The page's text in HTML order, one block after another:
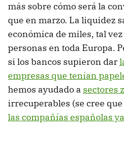
más sobre cómo será la
que en marzo. La liquidez
económica de miles, tal
personas en toda Europa.
si los bancos supieron dar
empresas que tenían
hemos ayudado a sectores
irrecuperables (se cree que
las compañías españolas